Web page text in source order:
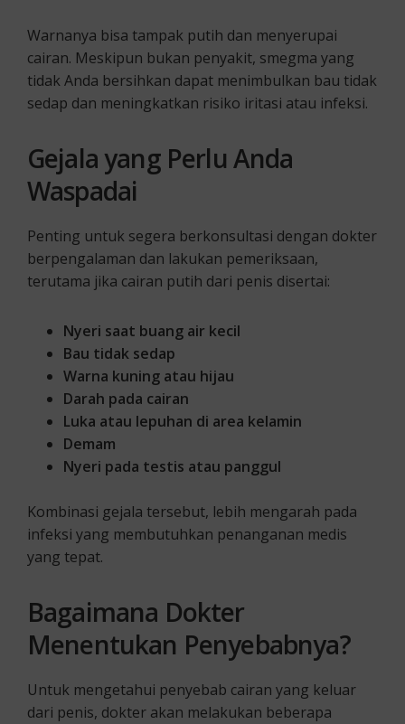
Warnanya bisa tampak putih dan menyerupai
cairan. Meskipun bukan penyakit, smegma yang
tidak Anda bersihkan dapat menimbulkan bau tidak
sedap dan meningkatkan risiko iritasi atau infeksi.
Gejala yang Perlu Anda
Waspadai
Penting untuk segera berkonsultasi dengan dokter
berpengalaman dan lakukan pemeriksaan,
terutama jika cairan putih dari penis disertai:
Nyeri saat buang air kecil
Bau tidak sedap
Warna kuning atau hijau
Darah pada cairan
Luka atau lepuhan di area kelamin
Demam
Nyeri pada testis atau panggul
Kombinasi gejala tersebut, lebih mengarah pada
infeksi yang membutuhkan penanganan medis
yang tepat.
Bagaimana Dokter
Menentukan Penyebabnya?
Untuk mengetahui penyebab cairan yang keluar
dari penis, dokter akan melakukan beberapa